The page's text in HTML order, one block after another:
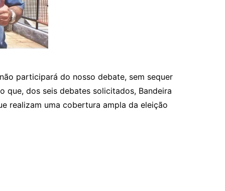
participará do nosso debate, sem sequer
que, dos seis debates solicitados, Bandeira
realizam uma cobertura ampla da eleição